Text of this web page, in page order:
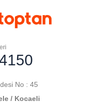
No : 45
/ Kocaeli